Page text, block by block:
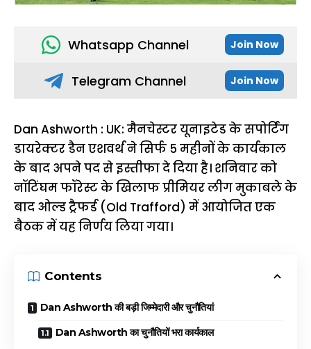
Whatsapp Channel Join Now
Telegram Channel Join Now
Dan Ashworth : UK: मैनचेस्टर यूनाइटेड के सपोर्टिंग
डायरेक्टर डैन एशवर्थ ने सिर्फ 5 महीनों के कार्यकाल
के बाद अपने पद से इस्तीफा दे दिया है। शनिवार को
नॉटिंघम फॉरेस्ट के खिलाफ प्रीमियर लीग मुकाबले के
बाद ओल्ड ट्रैफर्ड (Old Trafford) में आयोजित एक
बैठक में यह निर्णय लिया गया।
Contents
Dan Ashworth की बड़ी जिम्मेदारी और चुनौतियां
Dan Ashworth का चुनौतियों भरा कार्यकाल